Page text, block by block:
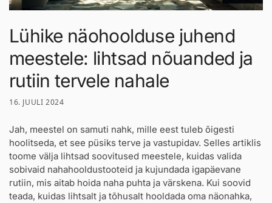
Lühike näohoolduse juhend
meestele: lihtsad nõuanded ja
rutiin tervele nahale
16. JUULI 2024
Jah, meestel on samuti nahk, mille eest tuleb õigesti
hoolitseda, et see püsiks terve ja vastupidav. Selles artiklis
toome välja lihtsad soovitused meestele, kuidas valida
sobivaid nahahooldustooteid ja kujundada igapäevane
rutiin, mis aitab hoida naha puhta ja värskena. Kui soovid
teada, kuidas lihtsalt ja tõhusalt hooldada oma näonahka,